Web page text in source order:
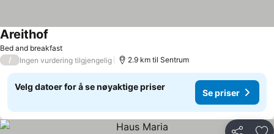
Bed and breakfast
Areithof
/ Ingen vurdering tilgjengelig 2.9 km til Sentrum
Velg datoer for å se nøyaktige priser
Se priser